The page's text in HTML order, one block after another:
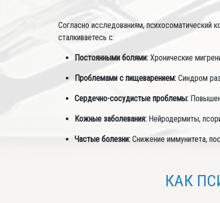
Согласно исследованиям, психосоматический
сталкиваетесь с:
Постоянными болями: Хронические
Проблемами с пищеварением: Синдром
Сердечно-сосудистые проблемы:
Кожные заболевания: Нейродермиты,
Частые болезни: Снижение иммунитета,
КАК